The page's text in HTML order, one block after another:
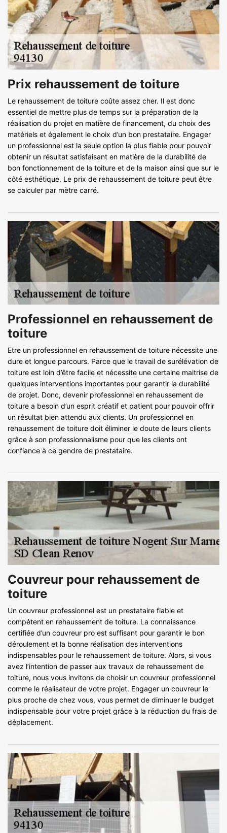
Prix rehaussement de toiture
Le rehaussement de toiture coûte assez cher. Il est donc
essentiel de mettre plus de temps sur la préparation de la
réalisation du projet en matière de financement, du choix des
matériels et également le choix d’un bon prestataire. Engager
un professionnel est la seule option la plus fiable pour pouvoir
obtenir un résultat satisfaisant en matière de la durabilité de
bon fonctionnement de la toiture et de la maison ainsi que sur le
côté esthétique. Le prix de rehaussement de toiture peut être
se calculer par mètre carré.
Professionnel en rehaussement de
toiture
Etre un professionnel en rehaussement de toiture nécessite une
dure et longue parcours. Parce que le travail de surélévation de
toiture est loin d’être facile et nécessite une certaine maitrise de
quelques interventions importantes pour garantir la durabilité
de projet. Donc, devenir professionnel en rehaussement de
toiture a besoin d’un esprit créatif et patient pour pouvoir offrir
un résultat bien attendu aux clients. Un professionnel en
rehaussement de toiture doit éliminer le doute de leurs clients
grâce à son professionnalisme pour que les clients ont
confiance à ce gendre de prestataire.
Couvreur pour rehaussement de
toiture
Un couvreur professionnel est un prestataire fiable et
compétent en rehaussement de toiture. La connaissance
certifiée d’un couvreur pro est suffisant pour garantir le bon
déroulement et la bonne réalisation des interventions
indispensables pour le rehaussement de toiture. Alors, si vous
avez l’intention de passer aux travaux de rehaussement de
toiture, nous vous invitons de choisir un couvreur professionnel
comme le réalisateur de votre projet. Engager un couvreur le
plus proche de chez vous, vous permet de diminuer le budget
indispensable pour votre projet grâce à la réduction du frais de
déplacement.